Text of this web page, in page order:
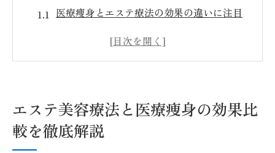
医療痩身とエステ療法の効果の違いに注目
医療痩身が目指す持続的な美容効果とは
医療痩身がもたらす肌質改善のポイントを
解説
エステ美容療法と医療痩身の効果比
較を徹底解説